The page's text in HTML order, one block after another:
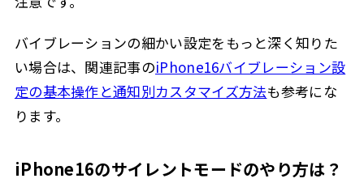
バイブレーションの細かい設定をもっと深く知りた
い場合は、関連記事のiPhone16バイブレーション設
定の基本操作と通知別カスタマイズ方法も参考にな
ります。
iPhone16のサイレントモードのやり方は？